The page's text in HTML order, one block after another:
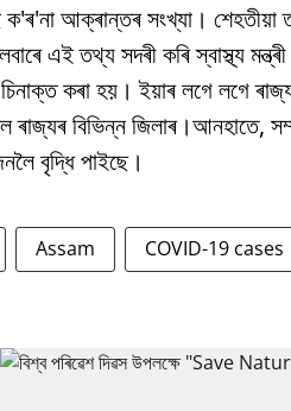
ক'ৰ'না আক্ৰান্তৰ সংখ্যা।
এই তথ্য সদৰী কৰি স্বাস্থ্য
কৰা হয়। ইয়াৰ লগে লগে
বিভিন্ন জিলাৰ।আনহাতে,
বৃদ্ধি পাইছে।
Assam COVID-19 cases